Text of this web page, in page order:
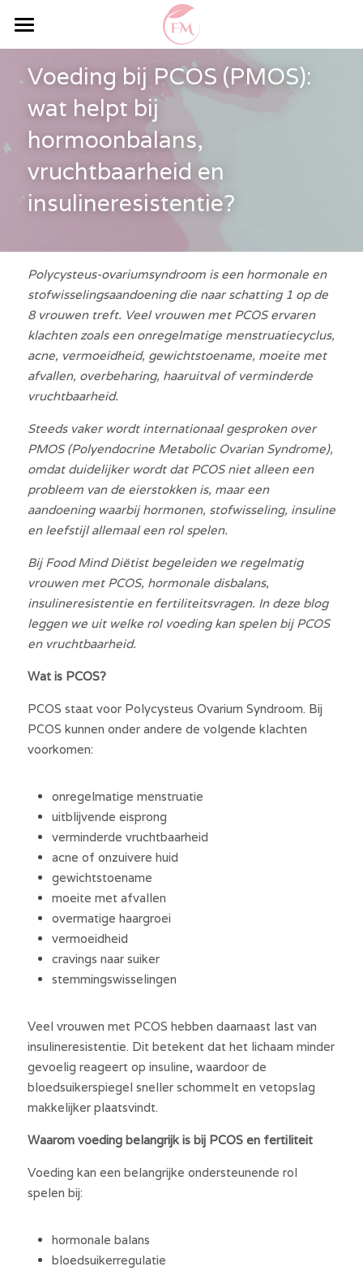
Home
Specialisaties
Lichaamsanalyse
Professionals & Kwaliteit
Contact & Locaties
Leefstijlprogramma
Blog
Recepten
Vacatures
Search
Nederlands
Nederlands
Afspraak maken
Voeding bij PCOS (PMOS):
wat helpt bij
hormoonbalans,
vruchtbaarheid en
insulineresistentie?
Polycysteus-ovariumsyndroom is een hormonale en
stofwisselingsaandoening die naar schatting 1 op de
8 vrouwen treft. Veel vrouwen met PCOS ervaren
klachten zoals een onregelmatige menstruatiecyclus,
acne, vermoeidheid, gewichtstoename, moeite met
afvallen, overbeharing, haaruitval of verminderde
vruchtbaarheid.
Steeds vaker wordt internationaal gesproken over
PMOS (Polyendocrine Metabolic Ovarian Syndrome),
omdat duidelijker wordt dat PCOS niet alleen een
probleem van de eierstokken is, maar een
aandoening waarbij hormonen, stofwisseling, insuline
en leefstijl allemaal een rol spelen.
Bij Food Mind Diëtist begeleiden we regelmatig
vrouwen met PCOS, hormonale disbalans,
insulineresistentie en fertiliteitsvragen. In deze blog
leggen we uit welke rol voeding kan spelen bij PCOS
en vruchtbaarheid.
Wat is PCOS?
PCOS staat voor Polycysteus Ovarium Syndroom. Bij
PCOS kunnen onder andere de volgende klachten
voorkomen:
onregelmatige menstruatie
uitblijvende eisprong
verminderde vruchtbaarheid
acne of onzuivere huid
gewichtstoename
moeite met afvallen
overmatige haargroei
vermoeidheid
cravings naar suiker
stemmingswisselingen
Veel vrouwen met PCOS hebben daarnaast last van
insulineresistentie. Dit betekent dat het lichaam minder
gevoelig reageert op insuline, waardoor de
bloedsuikerspiegel sneller schommelt en vetopslag
makkelijker plaatsvindt.
Waarom voeding belangrijk is bij PCOS en fertiliteit
Voeding kan een belangrijke ondersteunende rol
spelen bij:
hormonale balans
bloedsuikerregulatie